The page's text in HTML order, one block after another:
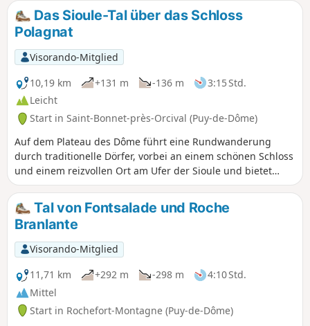
die Chaîne des Puys und das Massif du Sancy.
Das Sioule-Tal über das Schloss
Polagnat
Visorando-Mitglied
10,19 km
+131 m -136 m
3:15 Std.
Leicht
Start in Saint-Bonnet-près-Orcival (Puy-de-Dôme)
Auf dem Plateau des Dôme führt eine Rundwanderung
durch traditionelle Dörfer, vorbei an einem schönen Schloss
und einem reizvollen Ort am Ufer der Sioule und bietet
schöne Ausblicke auf die Chaîne des Puys.
Tal von Fontsalade und Roche
Branlante
Visorando-Mitglied
11,71 km
+292 m -298 m
4:10 Std.
Mittel
Start in Rochefort-Montagne (Puy-de-Dôme)